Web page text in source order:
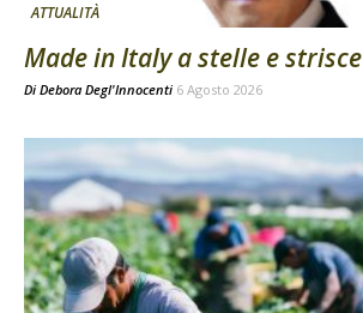
ATTUALITÀ
Made in Italy a stelle e strisce
Di Debora Degl'Innocenti 6 Agosto 2026